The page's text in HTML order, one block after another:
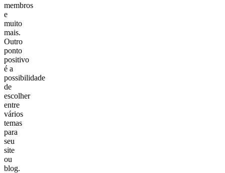
membros
e
muito
mais.
Outro
ponto
positivo
é a
possibilidade
de
escolher
entre
vários
temas
para
seu
site
ou
blog.